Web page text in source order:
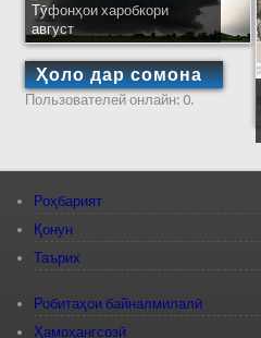
Тӯфонҳои харобкори
август
Ҳоло дар сомона
Пользователей онлайн: 0.
Роҳбарият
Қонун
Таърих
Робитаҳои байналмилалӣ
Ҳамоҳангсозӣ